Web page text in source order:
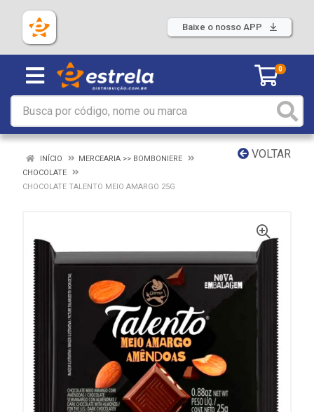
Baixe o nosso APP
0
VOLTAR
INÍCIO
MERCEARIA >> BOMBONIERE
CHOCOLATE
CHOCOLATE TALENTO MEIO AMARGO 25G